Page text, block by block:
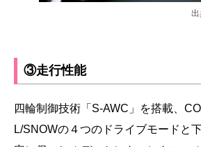
出
③走行性能
四輪制御技術「S-AWC」を搭載、
L/SNOWの４つのドライブモードと